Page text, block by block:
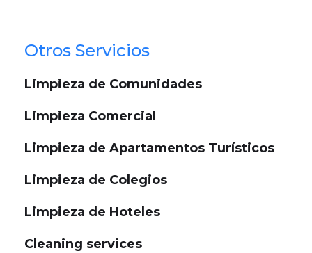
Otros Servicios
Limpieza de Comunidades
Limpieza Comercial
Limpieza de Apartamentos Turísticos
Limpieza de Colegios
Limpieza de Hoteles
Cleaning services